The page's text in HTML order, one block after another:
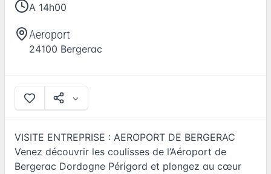
A 14h00
Aeroport
24100 Bergerac
VISITE ENTREPRISE : AEROPORT DE BERGERAC
Venez découvrir les coulisses de l’Aéroport de
Bergerac Dordogne Périgord et plongez au cœur